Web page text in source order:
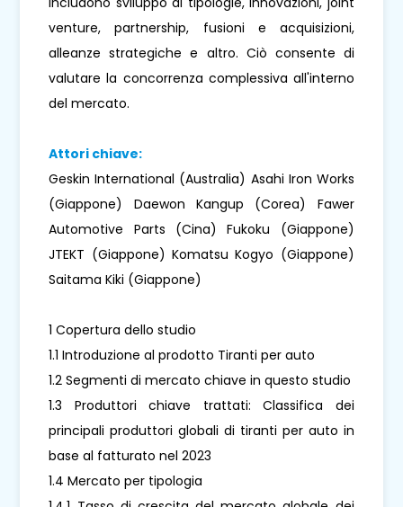
venture, partnership, fusioni e acquisizioni,
alleanze strategiche e altro. Ciò consente di
valutare la concorrenza complessiva all'interno
del mercato.
Attori chiave:
Geskin International (Australia) Asahi Iron Works
(Giappone) Daewon Kangup (Corea) Fawer
Automotive Parts (Cina) Fukoku (Giappone)
JTEKT (Giappone) Komatsu Kogyo (Giappone)
Saitama Kiki (Giappone)
1 Copertura dello studio
1.1 Introduzione al prodotto Tiranti per auto
1.2 Segmenti di mercato chiave in questo studio
1.3 Produttori chiave trattati: Classifica dei
principali produttori globali di tiranti per auto in
base al fatturato nel 2023
1.4 Mercato per tipologia